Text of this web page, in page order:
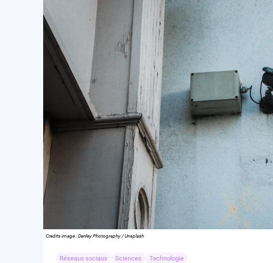
Credits image : Denley Photography / Unsplash
Réseaux sociaux Sciences Technologie